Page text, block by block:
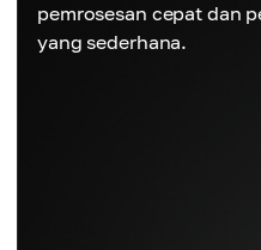
pemrosesan cepat dan
yang sederhana.